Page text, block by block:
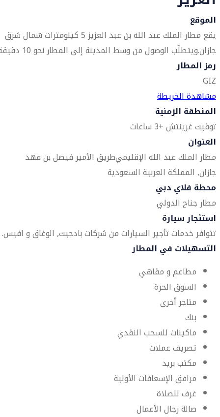
الموقع
يقع مطار الملك عبد الله بن عبد العزيز 5 كيلومترات شمال شرق
جازان.ويتطلّب الوصول من وسط المدينة إلى المطار نحو 10 دقيقة.
رمز المطار
GIZ
مشاهدة الخريطة
المنطقة الزمنية
توقيت غرينتش +3 ساعات
العنوان
مطار الملك عبد الله الإقليميطريق الأمير فيصل بن فهد
جازان, المملكة العربية السعودية
محطة فلاي دبي
مطار جناح الدولي
استئجار سيارة
تتوافر خدمات تأجير السيارات من شركات بادجيت, الوغاق و افيس.
التسهيلات في المطار
مطاعم و مقاهي
السوق الحرة
متاجر أخرى
بنك
ماكينات للسحب النقدي
تصريف عملات
مكتب بريد
مرافق الإسعافات الأولية
غرف للصلاة
صالة رجال الأعمال